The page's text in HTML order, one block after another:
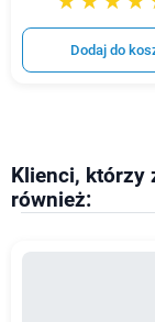
Dodaj do
Klienci,
również: